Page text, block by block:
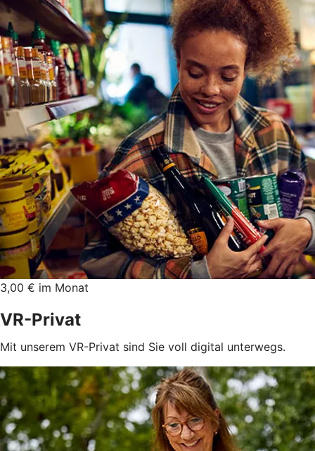
3,00 € im Monat
VR-Privat
Mit unserem VR-Privat sind Sie voll digital unterwegs.